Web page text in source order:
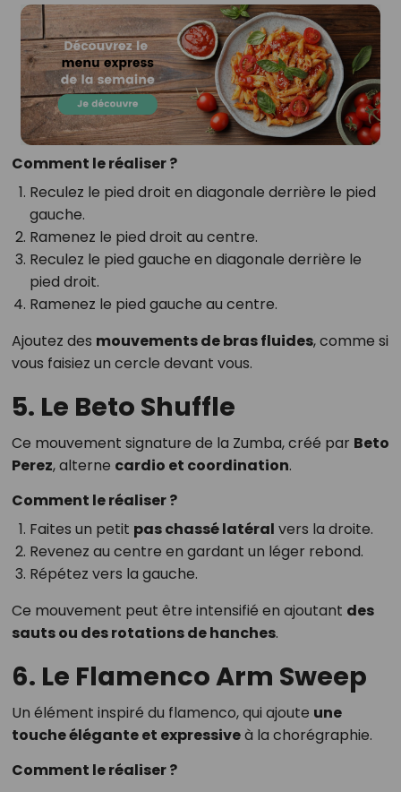
Comment le réaliser ?
Reculez le pied droit en diagonale derrière le pied
gauche.
Ramenez le pied droit au centre.
Reculez le pied gauche en diagonale derrière le
pied droit.
Ramenez le pied gauche au centre.
Ajoutez des mouvements de bras fluides, comme si
vous faisiez un cercle devant vous.
5. Le Beto Shuffle
Ce mouvement signature de la Zumba, créé par Beto
Perez, alterne cardio et coordination.
Comment le réaliser ?
Faites un petit pas chassé latéral vers la droite.
Revenez au centre en gardant un léger rebond.
Répétez vers la gauche.
Ce mouvement peut être intensifié en ajoutant des
sauts ou des rotations de hanches.
6. Le Flamenco Arm Sweep
Un élément inspiré du flamenco, qui ajoute une
touche élégante et expressiveà la chorégraphie.
Comment le réaliser ?